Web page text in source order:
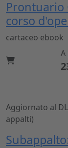
Prontuario
corso
cartaceo ebook
Aggiornato al
appalti)